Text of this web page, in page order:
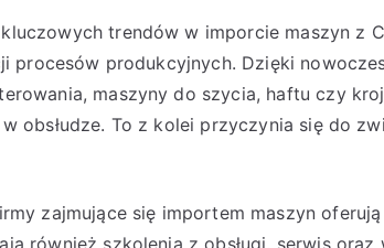
trendów w imporcie maszyn z
procesów produkcyjnych. Dzięki
maszyny do szycia, haftu czy
w obsłudze. To z kolei przyczynia się do
zajmujące się importem maszyn
również szkolenia z obsługi, serwis